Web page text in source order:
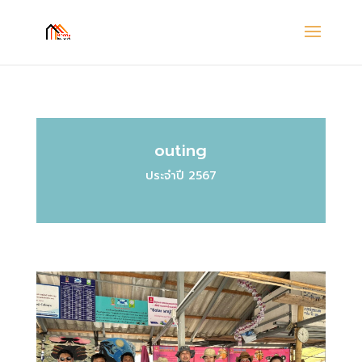
outing
ประจำปี 2567